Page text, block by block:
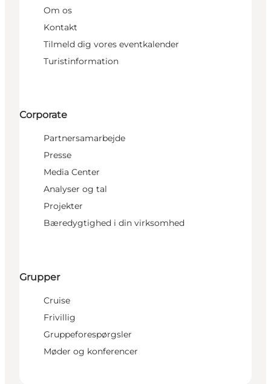
Om os
Kontakt
Tilmeld dig vores eventkalender
Turistinformation
Corporate
Partnersamarbejde
Presse
Media Center
Analyser og tal
Projekter
Bæredygtighed i din virksomhed
Grupper
Cruise
Frivillig
Gruppeforespørgsler
Møder og konferencer